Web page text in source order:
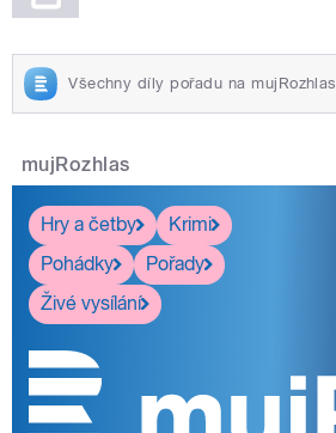
Všechny díly pořadu na mujRozhlas
mujRozhlas
Hry a četby
Krimi
Pohádky
Pořady
Živé vysílání